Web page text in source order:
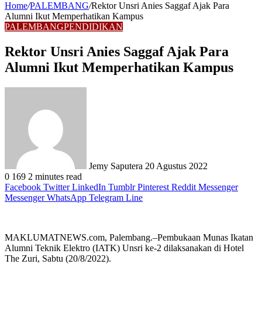
Home/PALEMBANG/Rektor Unsri Anies Saggaf Ajak Para
Alumni Ikut Memperhatikan Kampus
PALEMBANGPENDIDIKAN
Rektor Unsri Anies Saggaf Ajak Para
Alumni Ikut Memperhatikan Kampus
Jemy Saputera 20 Agustus 2022
0 169 2 minutes read
Facebook Twitter LinkedIn Tumblr Pinterest Reddit Messenger
Messenger WhatsApp Telegram Line
MAKLUMATNEWS.com, Palembang.–Pembukaan Munas Ikatan
Alumni Teknik Elektro (IATK) Unsri ke-2 dilaksanakan di Hotel
The Zuri, Sabtu (20/8/2022).